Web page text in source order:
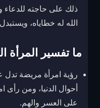
ذلك على حاجته
الله له خطاياه،
ما تفسير المرأة
رؤية امرأة مريضة
أحوال الدنيا، ومن
على العسر والهم.